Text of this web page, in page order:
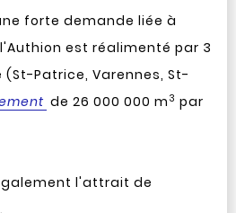
forte demande liée à
est réalimenté par 3
(St-Patrice, Varennes, St-
de 26 000 000 m 3 par
l'attrait de